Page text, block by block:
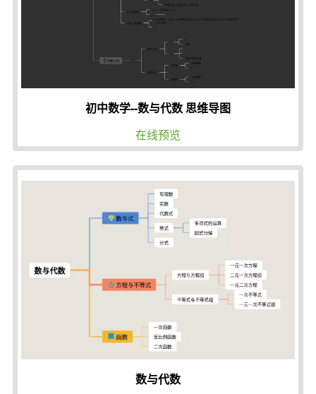
初中数学--数与代数 思维导图
在线预览
数与代数